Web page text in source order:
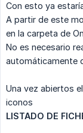
Con esto ya
A partir de este
en la carpeta de
No es necesario
automáticamente
Una vez abiertos
iconos
LISTADO DE